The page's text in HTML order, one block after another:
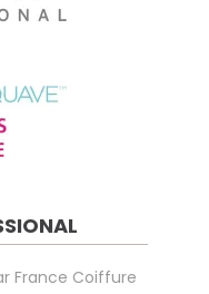
France Coiffure